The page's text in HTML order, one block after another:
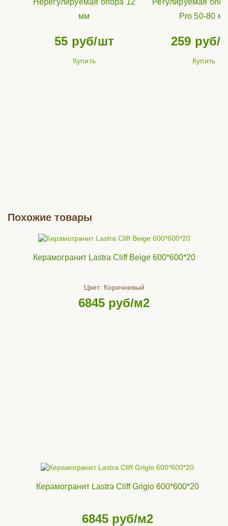
Нерегулируемая опора 12
мм
55 руб/шт
Купить
Регулируемая
Pro 50-80
259 руб/
Купить
Похожие товары
Керамогранит Lastra Cliff Beige 600*600*20
Цвет: Коричневый
6845 руб/м2
Керамогранит Lastra Cliff Grigio 600*600*20
6845 руб/м2